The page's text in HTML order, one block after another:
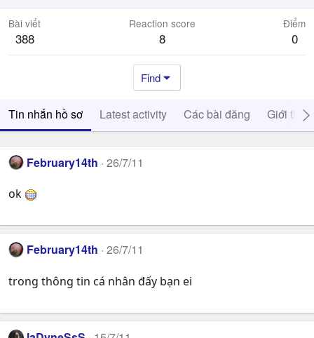
Bài viết
388
Reaction score
8
Điểm
0
Find
Tin nhắn hồ sơ Latest activity Các bài đăng Giới thiệu
February14th 26/7/11
ok
February14th 26/7/11
trong thông tin cá nhân đấy bạn ei